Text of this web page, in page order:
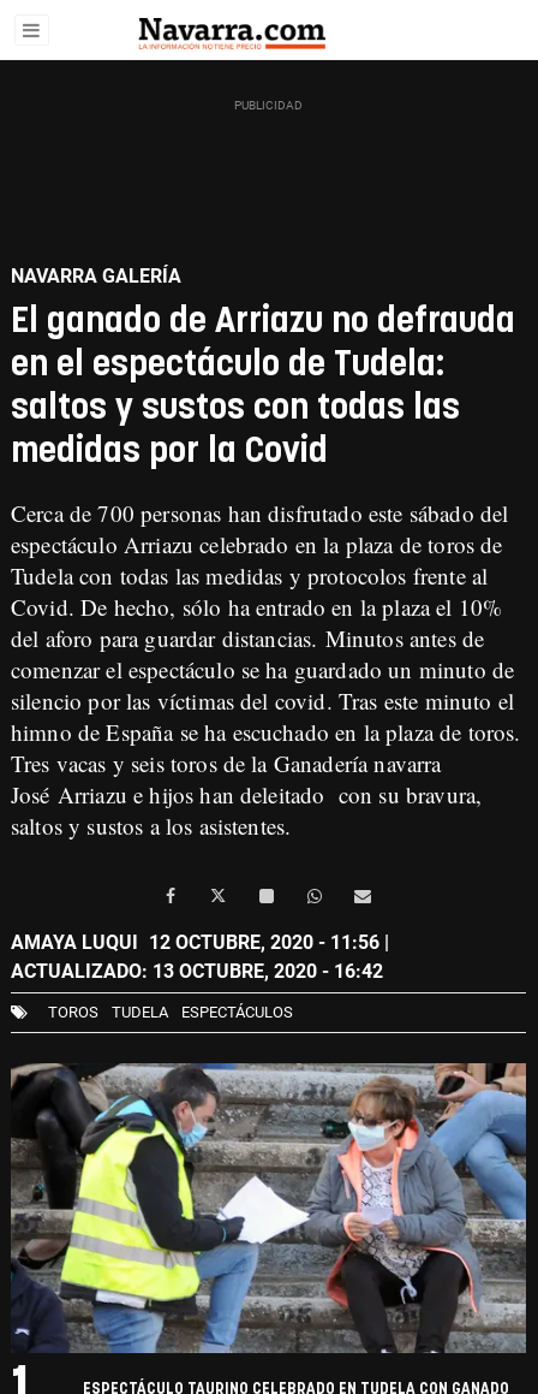
NAVARRA GALERÍA
El ganado de Arriazu no defrauda
en el espectáculo de Tudela:
saltos y sustos con todas las
medidas por la Covid
Cerca de 700 personas han disfrutado este sábado del
espectáculo Arriazu celebrado en la plaza de toros de
Tudela con todas las medidas y protocolos frente al
Covid. De hecho, sólo ha entrado en la plaza el 10%
del aforo para guardar distancias. Minutos antes de
comenzar el espectáculo se ha guardado un minuto de
silencio por las víctimas del covid. Tras este minuto el
himno de España se ha escuchado en la plaza de toros.
Tres vacas y seis toros de la Ganadería navarra
José Arriazu e hijos han deleitado con su bravura,
saltos y sustos a los asistentes.
AMAYA LUQUI 12 OCTUBRE, 2020 - 11:56 |
ACTUALIZADO: 13 OCTUBRE, 2020 - 16:42
TOROS TUDELA ESPECTÁCULOS
ESPECTÁCULO TAURINO CELEBRADO EN TUDELA CON GANADO